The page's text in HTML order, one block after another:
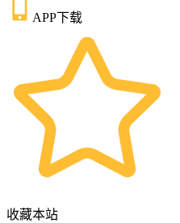
APP下载
收藏本站